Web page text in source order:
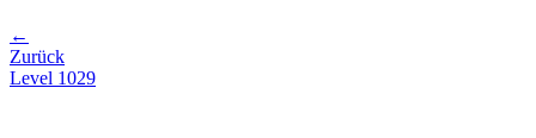
←
Zurück
Level 1029